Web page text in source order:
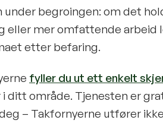
under begroingen: om det
eller mer omfattende arbeid
etter befaring.
fyller du ut ett enkelt
ditt område. Tjenesten er
– Takfornyerne utfører